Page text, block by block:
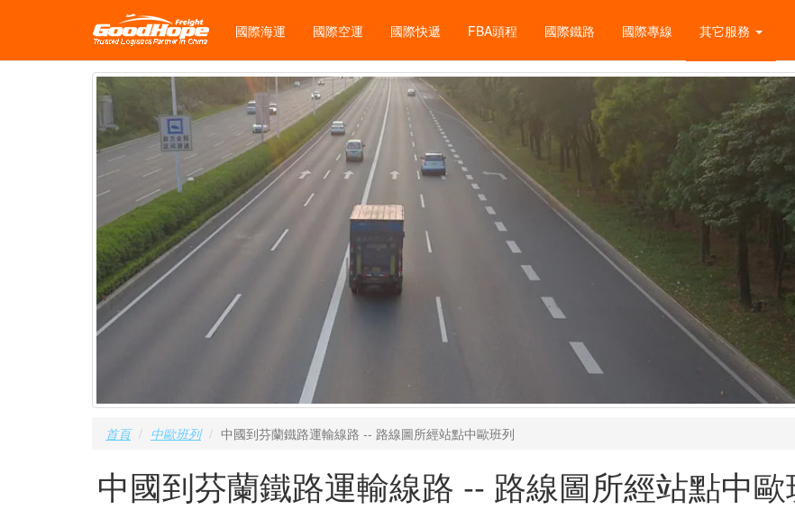
國際海運 國際空運 國際快遞 FBA頭程 國際鐵路 國際專線 其它服務
首頁 中歐班列 中國到芬蘭鐵路運輸線路 -- 路線圖所經站點中歐班列
中國到芬蘭鐵路運輸線路 -- 路線圖所經站點中歐